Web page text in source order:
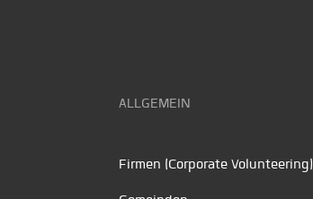
ALLGEMEIN
Firmen (Corporate Volunteering)